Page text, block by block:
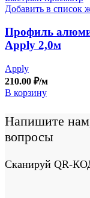
Добавить в список
Профиль
Apply 2,0м
Apply
210.00 ₽/м
В корзину
Напишите
вопросы
Сканируй QR-